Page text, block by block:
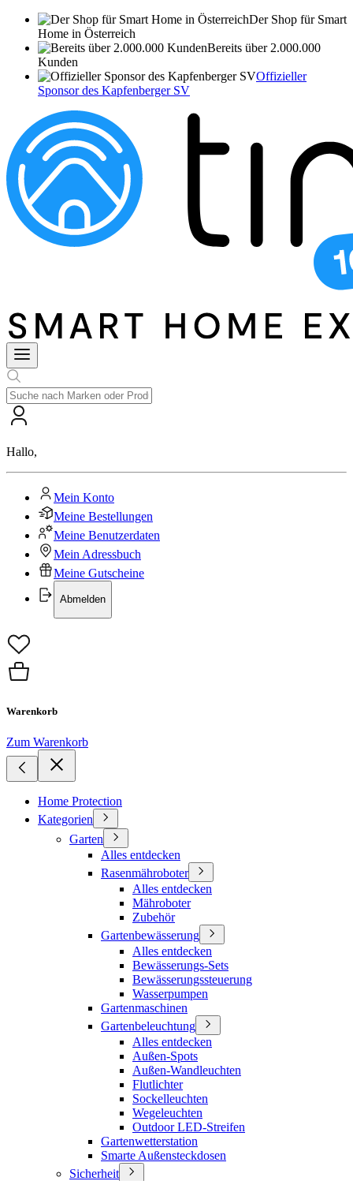
Der Shop für Smart
Home in Österreich
Bereits über 2.000.000
Kunden
Offizieller
Sponsor des Kapfenberger SV
Hallo,
Mein Konto
Meine Bestellungen
Meine Benutzerdaten
Mein Adressbuch
Meine Gutscheine
Abmelden
Warenkorb
Zum Warenkorb
Home Protection
Kategorien
Garten
Alles entdecken
Rasenmähroboter
Alles entdecken
Mähroboter
Zubehör
Gartenbewässerung
Alles entdecken
Bewässerungs-Sets
Bewässerungssteuerung
Wasserpumpen
Gartenmaschinen
Gartenbeleuchtung
Alles entdecken
Außen-Spots
Außen-Wandleuchten
Flutlichter
Sockelleuchten
Wegeleuchten
Outdoor LED-Streifen
Gartenwetterstation
Smarte Außensteckdosen
Sicherheit